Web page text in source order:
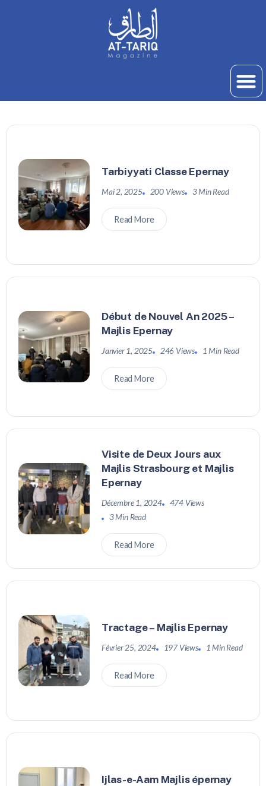
Tarbiyyati Classe Epernay
Mai 2, 2025 200 Views 3 Min Read
Read More
Début de Nouvel An 2025 –
Majlis Epernay
Janvier 1, 2025 246 Views 1 Min Read
Read More
Visite de Deux Jours aux
Majlis Strasbourg et Majlis
Epernay
Décembre 1, 2024
474 Views
3 Min Read
Read More
Tractage – Majlis Epernay
Février 25, 2024 197 Views 1 Min Read
Read More
Ijlas-e-Aam Majlis épernay